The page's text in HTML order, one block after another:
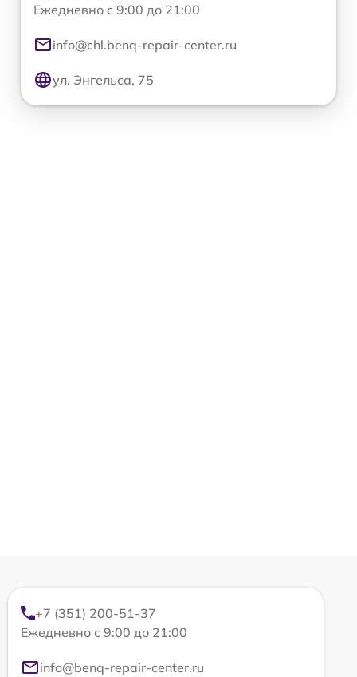
Ежедневно с 9:00 до 21:00
info@chl.benq-repair-center.ru
ул. Энгельса, 75
+7 (351) 200-51-37
Ежедневно с 9:00 до 21:00
info@benq-repair-center.ru